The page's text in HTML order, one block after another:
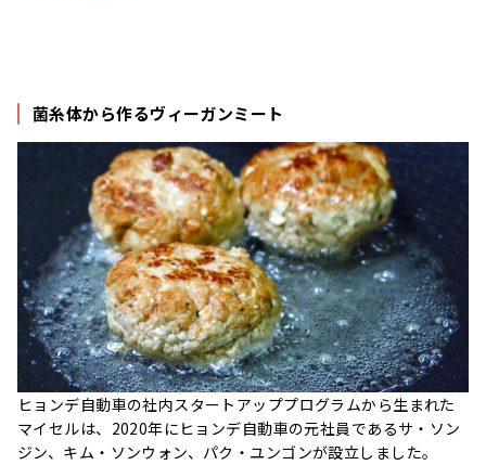
菌糸体から作るヴィーガンミート
ヒョンデ自動車の社内スタートアッププログラムから生まれた
マイセルは、2020年にヒョンデ自動車の元社員であるサ・ソン
ジン、キム・ソンウォン、パク・ユンゴンが設立しました。